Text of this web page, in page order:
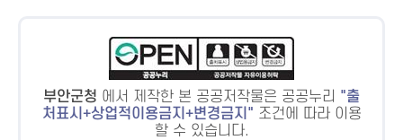
부안군청 에서 제작한 본 공공저작물은 공공누리
출
처표시+상업적이용금지+변경금지
조건에 따라 이용
할 수 있습니다.